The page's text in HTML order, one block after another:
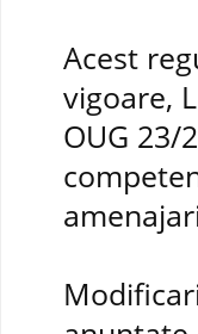
Acest
vigoare,
OUG 23/